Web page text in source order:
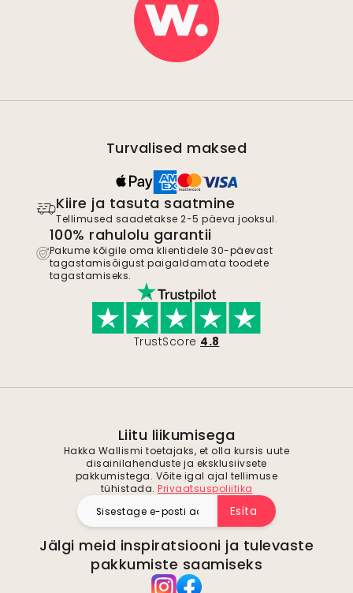
Turvalised maksed
Kiire ja tasuta saatmine
Tellimused saadetakse 2-5 päeva jooksul.
100% rahulolu garantii
Pakume kõigile oma klientidele 30-päevast
tagastamisõigust paigaldamata toodete
tagastamiseks.
TrustScore 4.8
Liitu liikumisega
Hakka Wallismi toetajaks, et olla kursis uute
disainilahenduste ja eksklusiivsete
pakkumistega. Võite igal ajal tellimuse
tühistada. Privaatsuspoliitika
Esita
Jälgi meid inspiratsiooni ja tulevaste
pakkumiste saamiseks